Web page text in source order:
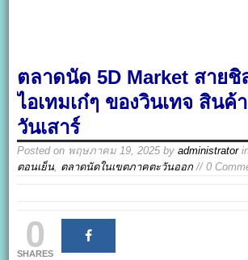
ตลาดนัด 5D Market สายชิ
ไอเทมเก๋ๆ ของวินเทจ สิน
วันเสาร์
Posted on พฤษภาคม 19, 2025 byadministrator
ตอนเย็น, ตลาดนัดในเขตภาคตะวันออก // 0
0
SHARES